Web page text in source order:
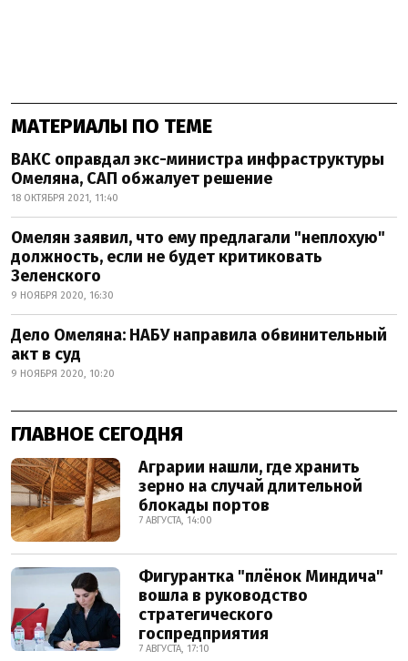
МАТЕРИАЛЫ ПО ТЕМЕ
ВАКС оправдал экс-министра инфраструктуры
Омеляна, САП обжалует решение
18 ОКТЯБРЯ 2021, 11:40
Омелян заявил, что ему предлагали "неплохую"
должность, если не будет критиковать
Зеленского
9 НОЯБРЯ 2020, 16:30
Дело Омеляна: НАБУ направила обвинительный
акт в суд
9 НОЯБРЯ 2020, 10:20
ГЛАВНОЕ СЕГОДНЯ
Аграрии нашли, где хранить
зерно на случай длительной
блокады портов
7 АВГУСТА, 14:00
Фигурантка "плёнок Миндича"
вошла в руководство
стратегического
госпредприятия
7 АВГУСТА, 17:10